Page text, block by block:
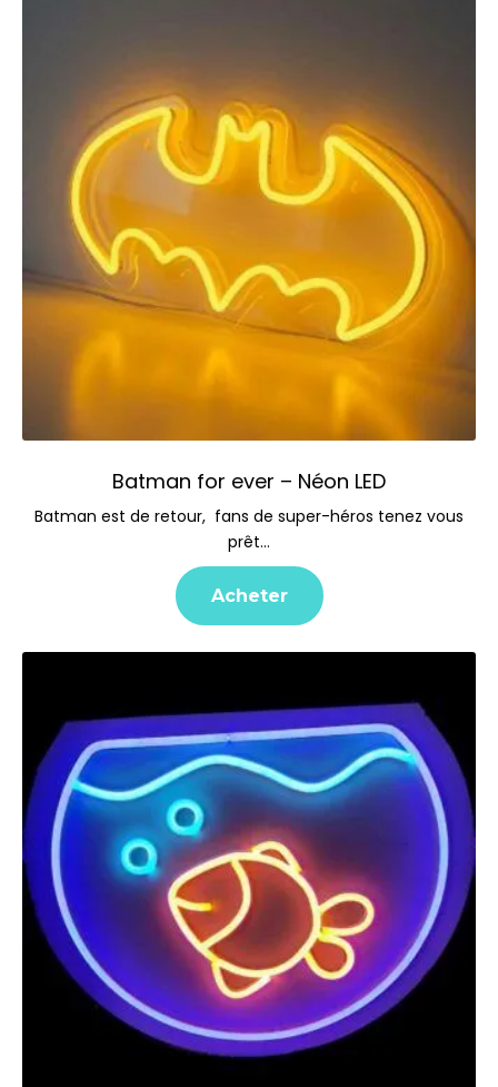
Batman for ever – Néon LED
Batman est de retour, fans de super-héros tenez vous
prêt…
Acheter